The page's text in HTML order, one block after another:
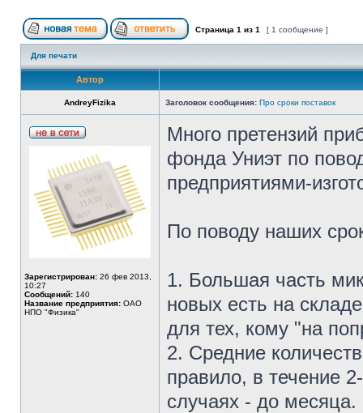
Страница 1 из 1 [ 1 сообщение ]
Для печати
Автор
AndreyFizika Заголовок сообщения: Про сроки поставок
Зарегистрирован: 26 фев 2013,
10:27
Сообщений: 140
Название предприятия: ОАО
НПО "Физика"
Много претензий
фонда Униэт по
предприятиями-
По поводу наших
1. Большая часть
новых есть на
для тех, кому "на
2. Средние
правило, в течение
случаях - до месяца.